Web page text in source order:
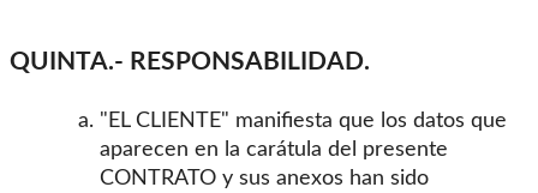
QUINTA.- RESPONSABILIDAD.
"EL CLIENTE" manifiesta que los datos que
aparecen en la carátula del presente
CONTRATO y sus anexos han sido